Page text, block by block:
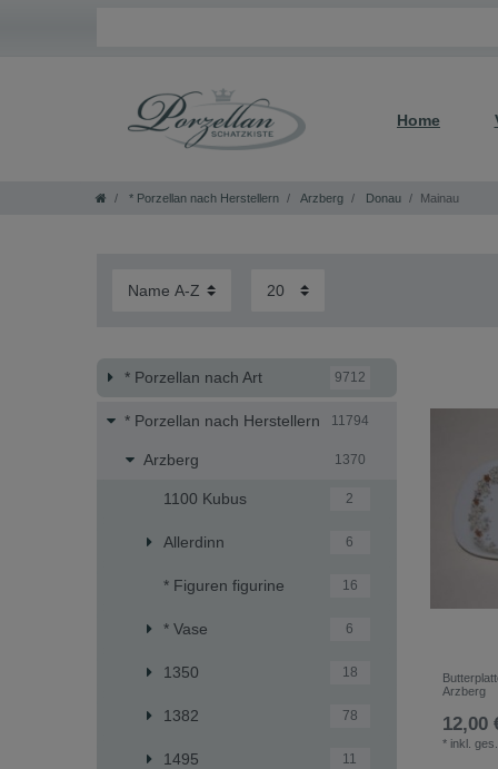
Home
* Porzellan nach Herstellern Arzberg Donau Mainau
* Porzellan nach Art 9712
* Porzellan nach Herstellern 11794
Arzberg 1370
1100 Kubus 2
Allerdinn 6
* Figuren figurine 16
* Vase 6
1350 18
1382 78
1495 11
Arzberg
12,00
* inkl.